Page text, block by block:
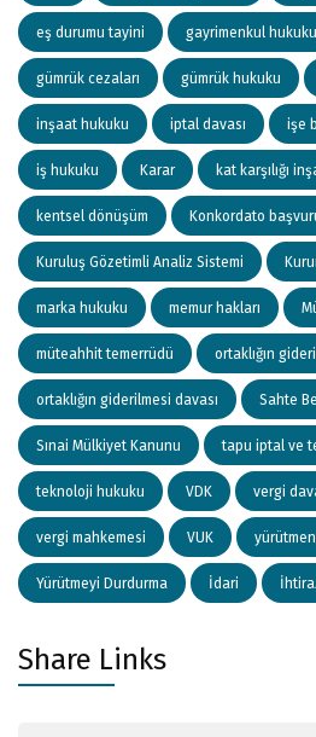
eş durumu tayini gayrimenkul hukuku
gümrük cezaları gümrük hukuku
inşaat hukuku iptal davası işe
iş hukuku Karar kat karşılığı
kentsel dönüşüm Konkordato
Kuruluş Gözetimli Analiz Sistemi
marka hukuku memur hakları
müteahhit temerrüdü ortaklığın
ortaklığın giderilmesi davası Sahte
Sınai Mülkiyet Kanunu tapu iptal ve
teknoloji hukuku VDK vergi
vergi mahkemesi VUK
Yürütmeyi Durdurma İdari
Share Links